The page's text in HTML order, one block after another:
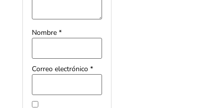
Nombre *
Correo electrónico *